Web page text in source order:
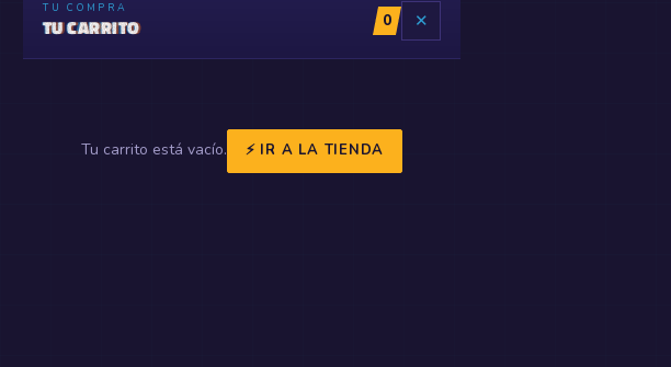
TU COMPRA
TU CARRITO 0 ✕
Tu carrito está vacío. ⚡ IR A LA TIENDA